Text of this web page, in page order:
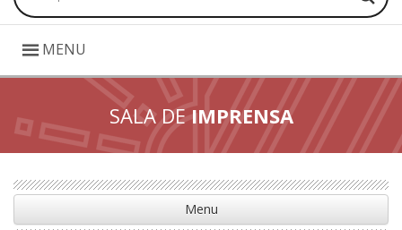
MENU
SALA DEIMPRENSA
Menu